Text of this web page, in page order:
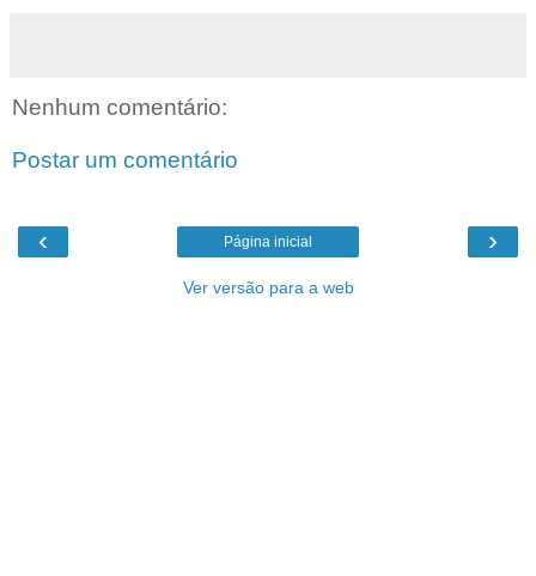
Nenhum comentário:
Postar um comentário
‹ ›
Página inicial
Ver versão para a web